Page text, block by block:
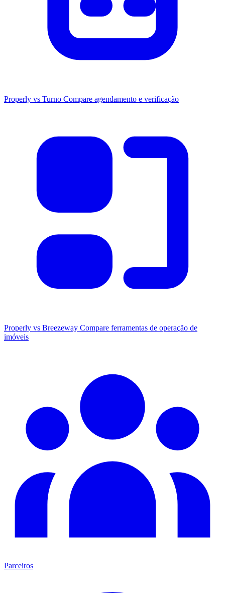
Properly vs Turno Compare agendamento e verificação
Properly vs Breezeway Compare ferramentas de operação de
imóveis
Parceiros